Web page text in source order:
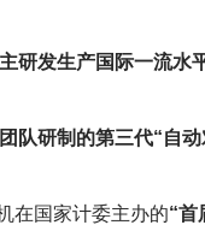
研发生产国际一流水
队研制的第三代“自
在国家计委主办的“首